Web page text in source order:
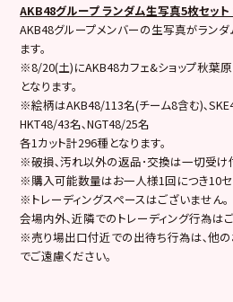
AKB48グループ ランダム生写真5枚セッ
AKB48グループメンバーの生写真がラン
ます。
※8/20(土)にAKB48カフェ&ショップ秋葉
となります。
※絵柄はAKB48/113名(チーム8含む)､
HKT48/43名､NGT48/25名
各1カット計296種となります。
※破損､汚れ以外の返品･交換は一切受け
※購入可能数量はお一人様1回につき10セ
※トレーディングスペースはございません。
会場内外､近隣でのトレーディング行為はご
※売り場出口付近での出待ち行為は､他の
でご遠慮ください。